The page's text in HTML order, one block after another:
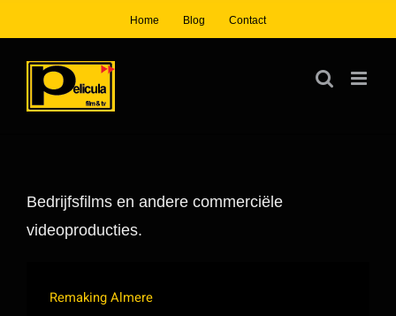
naar
inhoud
Home Blog Contact
Bedrijfsfilms en andere commerciële
videoproducties.
Remaking Almere